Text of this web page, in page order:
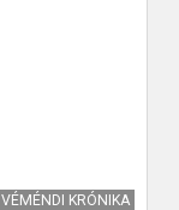
VÉMÉNDI KRÓNIKA